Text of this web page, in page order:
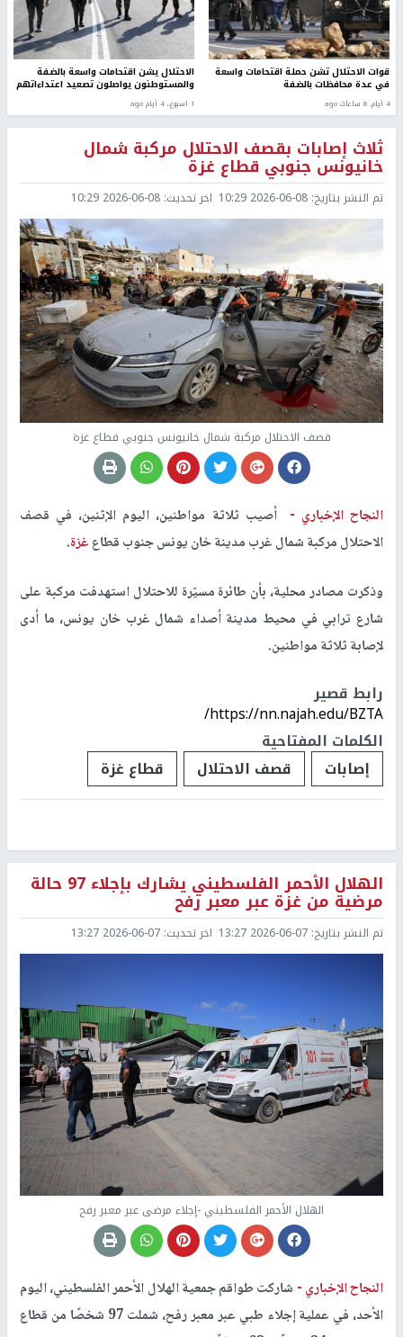
قوات الاحتلال تشن حملة اقتحامات واسعة
في عدة محافظات بالضفة
4 أيام، 8 ساعات ago
الاحتلال يشن اقتحامات واسعة بالضفة
والمستوطنون يواصلون تصعيد اعتداءاتهم
1 اسبوع.، 4 أيام ago
ثلاث إصابات بقصف الاحتلال مركبة شمال
خانيونس جنوبي قطاع غزة
تم النشر بتاريخ: 2026-06-08 10:29 اخر تحديث: 2026-06-08 10:29
قصف الاحتلال مركبة شمال خانيونس جنوبي قطاع غزة
النجاح الإخباري - أصيب ثلاثة مواطنين، اليوم الإثنين، في قصف
الاحتلال مركبة شمال غرب مدينة خان يونس جنوب قطاعغزة.
وذكرت مصادر محلية، بأن طائرة مسيّرة للاحتلال استهدفت مركبة على
شارع ترابي في محيط مدينة أصداء شمال غرب خان يونس، ما أدى
لإصابة ثلاثة مواطنين.
رابط قصير
https://nn.najah.edu/BZTA/
الكلمات المفتاحية
إصابات
قصف الاحتلال قطاع غزة
الهلال الأحمر الفلسطيني يشارك بإجلاء 97 حالة
مرضية من غزة عبر معبر رفح
تم النشر بتاريخ: 2026-06-07 13:27 اخر تحديث: 2026-06-07 13:27
الهلال الأحمر الفلسطيني -إجلاء مرضى عبر معبر رفح
النجاح الإخباري - شاركت طواقم جمعية الهلال الأحمر الفلسطيني، اليوم
الأحد، في عملية إجلاء طبي عبر معبر رفح، شملت 97 شخصًا من قطاع